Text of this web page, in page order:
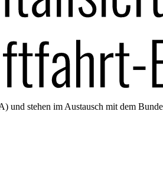
stehen im Austausch mit dem